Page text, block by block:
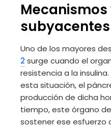
subyacentes
Uno de los mayores
2 surge cuando el
resistencia a la
esta situación, el
producción de dicha
tiempo, este órgano
sostener ese esfuerzo